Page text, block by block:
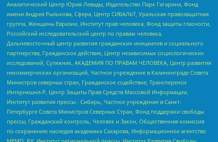
Аналитический Центр Юрия Левады, Издательство Парк Гагарина, Фонд
имени Андрея Рылькова, Сфера, Центр СИБАЛЬТ, Уральская правозащитная
группа, Женщины Евразии, Институт прав человека, Фонд защиты гласности,
Российский исследовательский центр по правам человека,
Дальневосточный центр развития гражданских инициатив и социального
партнерства, Гражданское действие, Центр независимых социологических
исследований, Сутяжник, АКАДЕМИЯ ПО ПРАВАМ ЧЕЛОВЕКА, Центр развития
некоммерческих организаций, Частное учреждение в Калининграде Совета
Министров северных стран, Гражданское содействие, Трансперенси
Интернешнл-Р, Центр Защиты Прав Средств Массовой Информации,
Институт развития прессы - Сибирь, Частное учреждение в Санкт-
Петербурге Совета Министров Северных Стран, Фонд поддержки свободы
прессы, Гражданский контроль, Человек и Закон, Общественная комиссия
по сохранению наследия академика Сахарова, Информационное агентство